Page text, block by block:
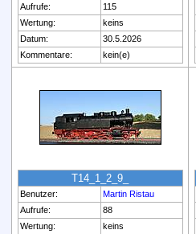
Aufrufe:
115
Wertung:
keins
Datum:
30.5.2026
Kommentare:
kein(e)
T14_1_2_9_
Benutzer:
Martin Ristau
Aufrufe:
88
Wertung:
keins